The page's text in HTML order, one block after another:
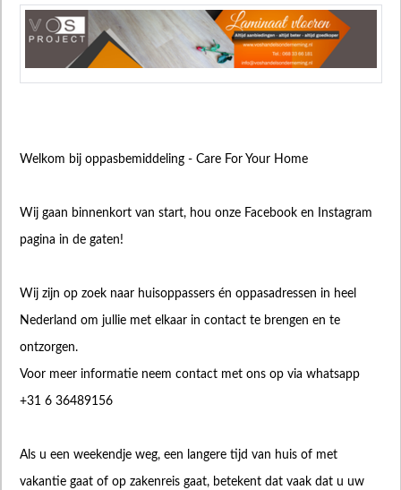
Welkom bij oppasbemiddeling - Care For Your Home
Wij gaan binnenkort van start, hou onze Facebook en Instagram
pagina in de gaten!
Wij zijn op zoek naar huisoppassers én oppasadressen in heel
Nederland om jullie met elkaar in contact te brengen en te
ontzorgen.
Voor meer informatie neem contact met ons op via whatsapp
+31 6 36489156
Als u een weekendje weg, een langere tijd van huis of met
vakantie gaat of op zakenreis gaat, betekent dat vaak dat u uw